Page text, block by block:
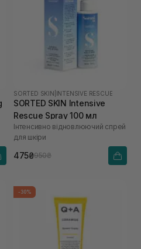
SORTED SKIN INTENSIVE RESCUE
SORTED SKIN Intensive
Rescue Spray 100 мл
Інтенсивно відновлюючий спрей
для шкіри
475₴950₴
-30%